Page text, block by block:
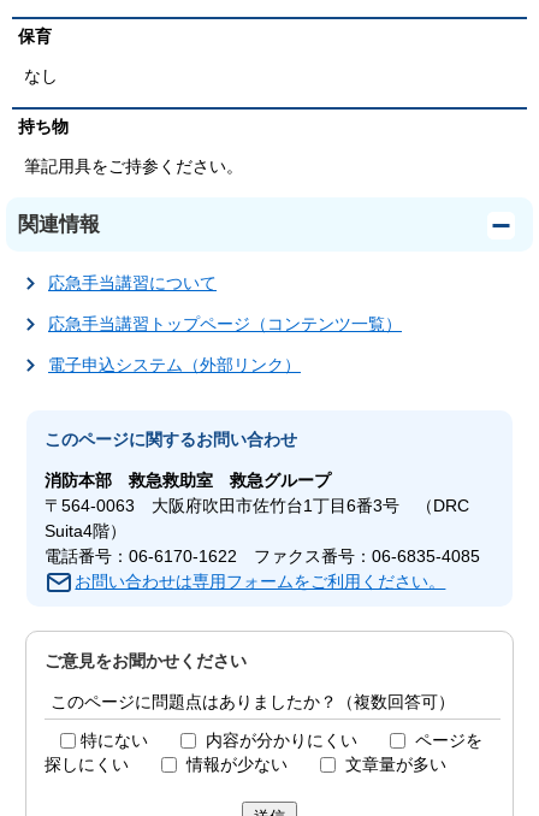
保育
なし
持ち物
筆記用具をご持参ください。
関連情報
応急手当講習について
応急手当講習トップページ（コンテンツ一覧）
電子申込システム（外部リンク）
このページに関するお問い合わせ
消防本部救急救助室 救急グループ
〒564-0063 大阪府吹田市佐竹台1丁目6番3号 （DRC
Suita4階）
電話番号：06-6170-1622 ファクス番号：06-6835-4085
お問い合わせは専用フォームをご利用ください。
ご意見をお聞かせください
このページに問題点はありましたか？（複数回答可）
特にない 内容が分かりにくい
ページを
探しにくい
情報が少ない 文章量が多い